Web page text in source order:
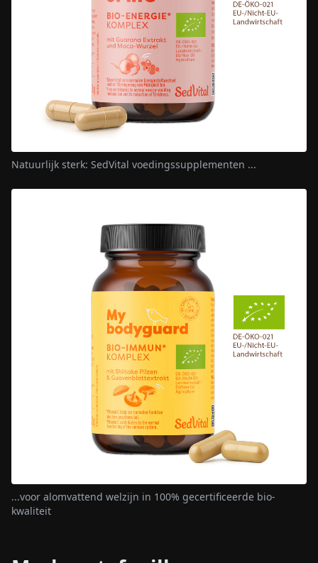
Natuurlijk sterk: SedVital voedingssupplementen ...
...voor alomvattend welzijn in 100% gecertificeerde bio-
kwaliteit